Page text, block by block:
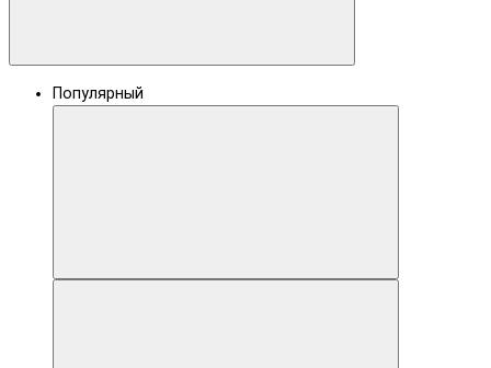
Популярный